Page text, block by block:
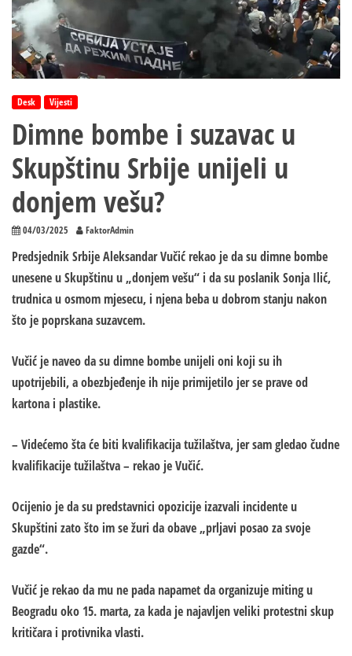
Desk Vijesti
Dimne bombe i suzavac u
Skupštinu Srbije unijeli u
donjem vešu?
04/03/2025 FaktorAdmin
Predsjednik Srbije Aleksandar Vučić rekao je da su dimne bombe
unesene u Skupštinu u „donjem vešu“ i da su poslanik Sonja Ilić,
trudnica u osmom mjesecu, i njena beba u dobrom stanju nakon
što je poprskana suzavcem.
Vučić je naveo da su dimne bombe unijeli oni koji su ih
upotrijebili, a obezbjeđenje ih nije primijetilo jer se prave od
kartona i plastike.
– Videćemo šta će biti kvalifikacija tužilaštva, jer sam gledao čudne
kvalifikacije tužilaštva – rekao je Vučić.
Ocijenio je da su predstavnici opozicije izazvali incidente u
Skupštini zato što im se žuri da obave „prljavi posao za svoje
gazde“.
Vučić je rekao da mu ne pada napamet da organizuje miting u
Beogradu oko 15. marta, za kada je najavljen veliki protestni skup
kritičara i protivnika vlasti.